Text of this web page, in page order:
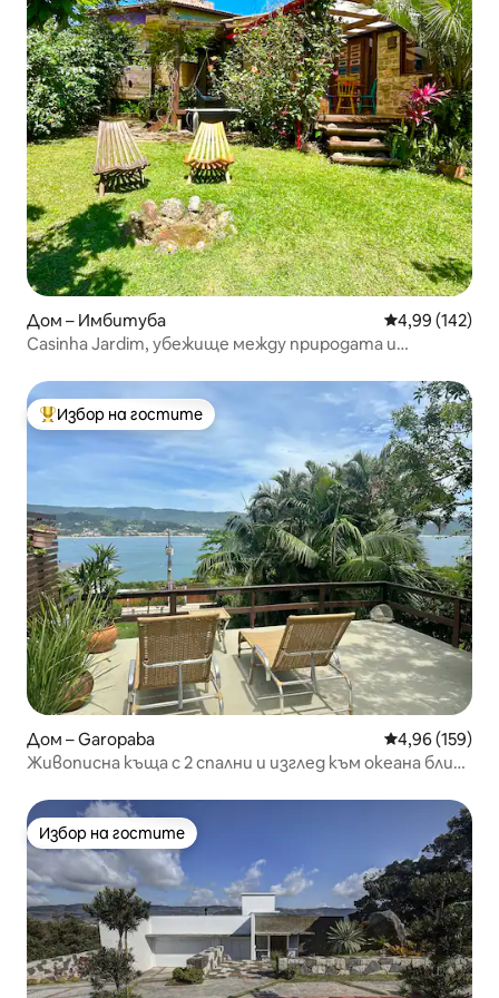
Дом – Имбитуба Средна
4,99 (142)
Casinha Jardim, убежище между природата и
Най-популярен избор на гостите
Избор на гостите
Дом – Garopaba Средна
4,96 (159)
Живописна къща с 2 спални и изглед към океана близо
Избор на гостите
Избор на гостите